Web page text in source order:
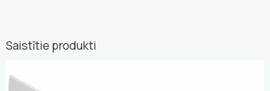
Saistītie produkti